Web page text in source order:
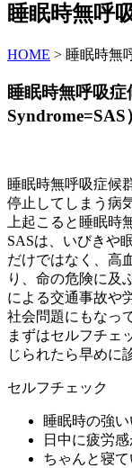
睡眠時無呼
HOME > 睡眠時無
睡眠時無呼吸症
Syndrome=SAS
睡眠時無呼吸症候
停止してしまう病
上起こると睡眠時
SASは、いびきや
だけではなく、高
り、命の危険に及
による交通事故や
社会問題にもなっ
まずはセルフチェ
じられたら早めに
セルフチェック
睡眠時の強
日中に疲労
ちゃんと寝